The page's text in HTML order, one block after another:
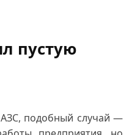
пустую
АЗС, подобный случай —